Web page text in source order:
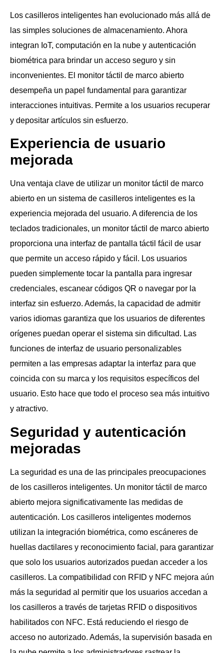
Los casilleros inteligentes han evolucionado más allá de
las simples soluciones de almacenamiento. Ahora
integran IoT, computación en la nube y autenticación
biométrica para brindar un acceso seguro y sin
inconvenientes. El monitor táctil de marco abierto
desempeña un papel fundamental para garantizar
interacciones intuitivas. Permite a los usuarios recuperar
y depositar artículos sin esfuerzo.
Experiencia de usuario
mejorada
Una ventaja clave de utilizar un monitor táctil de marco
abierto en un sistema de casilleros inteligentes es la
experiencia mejorada del usuario. A diferencia de los
teclados tradicionales, un monitor táctil de marco abierto
proporciona una interfaz de pantalla táctil fácil de usar
que permite un acceso rápido y fácil. Los usuarios
pueden simplemente tocar la pantalla para ingresar
credenciales, escanear códigos QR o navegar por la
interfaz sin esfuerzo. Además, la capacidad de admitir
varios idiomas garantiza que los usuarios de diferentes
orígenes puedan operar el sistema sin dificultad. Las
funciones de interfaz de usuario personalizables
permiten a las empresas adaptar la interfaz para que
coincida con su marca y los requisitos específicos del
usuario. Esto hace que todo el proceso sea más intuitivo
y atractivo.
Seguridad y autenticación
mejoradas
La seguridad es una de las principales preocupaciones
de los casilleros inteligentes. Un monitor táctil de marco
abierto mejora significativamente las medidas de
autenticación. Los casilleros inteligentes modernos
utilizan la integración biométrica, como escáneres de
huellas dactilares y reconocimiento facial, para garantizar
que solo los usuarios autorizados puedan acceder a los
casilleros. La compatibilidad con RFID y NFC mejora aún
más la seguridad al permitir que los usuarios accedan a
los casilleros a través de tarjetas RFID o dispositivos
habilitados con NFC. Está reduciendo el riesgo de
acceso no autorizado. Además, la supervisión basada en